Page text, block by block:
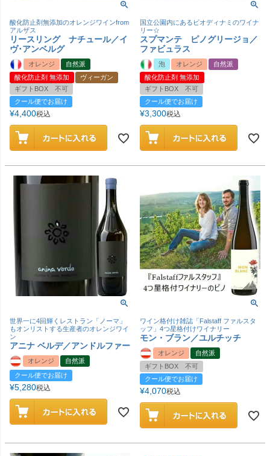
酸化防止剤無添加のオレンジワインfrom
アルザス
リースリング ナチュール／イ
ヴ･アンベルグ
オレンジ
自然派
酸化防止剤 無添加
ヴィーガン
ギフトBOX 不可
クール便でお届け
¥4,400税込
国立公園内にあるビオディナミのワイナ
リー☆
スプマンテ ピノグリージョ／
ファビュラス
泡 オレンジ
自然派
酸化防止剤 無添加
ギフトBOX 不可
クール便でお届け
¥3,300税込
世界一に4回輝くレストラン「ノーマ」
もオンリストする生産者のオレンジワイ
ン
アニナ ベルデ／アンドルファー
オレンジ
自然派
クール便でお届け
¥5,280税込
ワイン格付け雑誌「Falstaff ファルスタ
ッフ」4つ星格付けワイナリー
モン・ブラン／ユルチッチ
オレンジ
自然派
ギフトBOX 不可
クール便でお届け
¥4,070税込